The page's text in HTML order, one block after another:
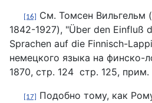
[16]
См. Томсен Вильгельм
1842-1927), "Über den Einfluß
Sprachen auf die Finnisch-
немецкого языка на финско-
1870, стр. 124 стр. 125,
[17]
Подобно тому, как